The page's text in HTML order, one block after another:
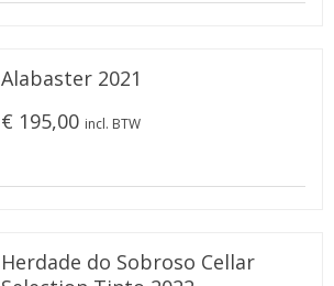
Alabaster 2021
€ 195,00 incl. BTW
Herdade do Sobroso Cellar